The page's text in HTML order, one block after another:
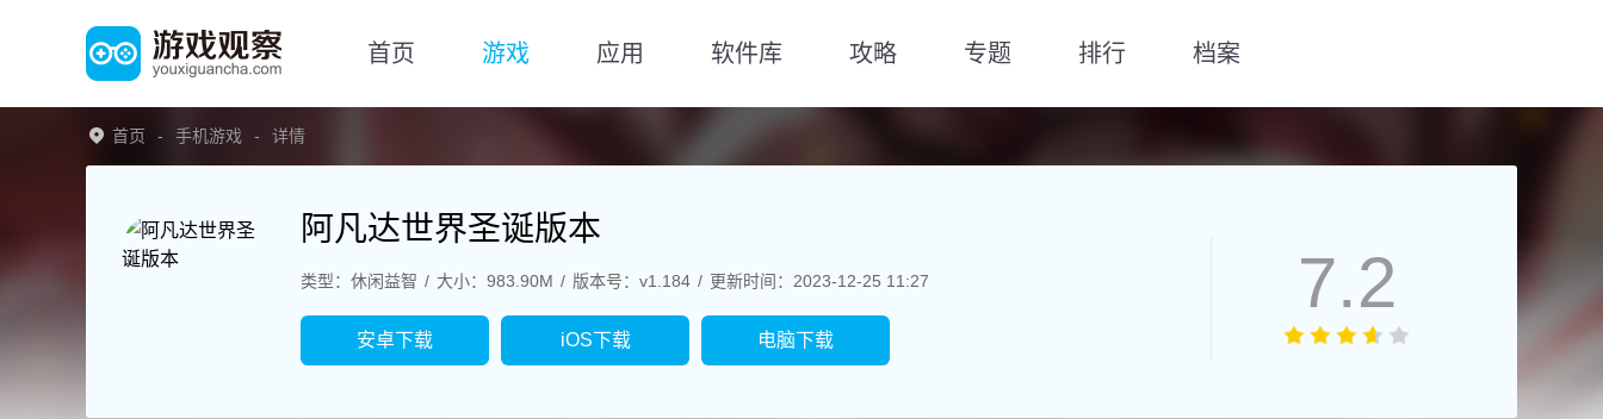
首页 游戏 应用 软件库 攻略 专题 排行 档案
首页 手机游戏 详情
阿凡达世界圣诞版本
类型：休闲益智 大小：983.90M 版本号：v1.184 更新时间：2023-12-25 11:27
安卓下载 iOS下载 电脑下载
7.2